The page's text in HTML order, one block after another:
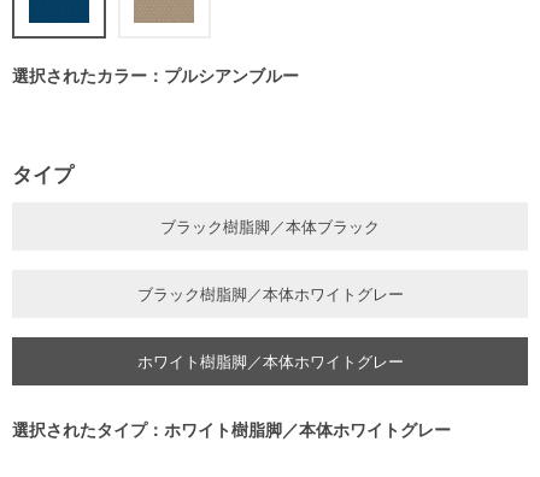
選択されたカラー：プルシアンブルー
タイプ
ブラック樹脂脚／本体ブラック
ブラック樹脂脚／本体ホワイトグレー
ホワイト樹脂脚／本体ホワイトグレー
選択されたタイプ：ホワイト樹脂脚／本体ホワイトグレー